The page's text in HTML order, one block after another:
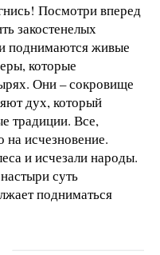
Посмотри вперед
закостенелых
поднимаются живые
которые
Они – сокровище
дух, который
традиции. Все,
на исчезновение.
и исчезали народы.
суть
подниматься